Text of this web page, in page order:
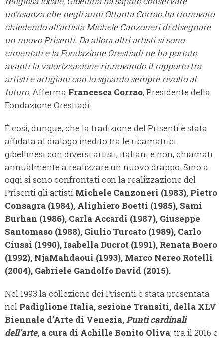
un’usanza che negli anni Ottanta Corrao ha rinnovato
chiedendo all’artista Michele Canzoneri di disegnare
un nuovo Prisenti. Da allora altri artisti si sono
cimentati e la Fondazione Orestiadi ne ha portato
avanti la valorizzazione rinnovando il rapporto tra
artisti e artigiani con lo sguardo sempre rivolto al
futuro. Afferma Francesca Corrao, Presidente della
Fondazione Orestiadi.
È così, dunque, che la tradizione del Prisenti è stata
affidata al dialogo inedito tra le ricamatrici
gibellinesi con diversi artisti, italiani e non, chiamati
annualmente a realizzare un nuovo drappo. Sino a
oggi si sono confrontati con la realizzazione del
Prisenti gli artisti Michele Canzoneri (1983), Pietro
Consagra (1984), Alighiero Boetti (1985), Sami
Burhan (1986), Carla Accardi (1987), Giuseppe
Santomaso (1988), Giulio Turcato (1989), Carlo
Ciussi (1990), Isabella Ducrot (1991), Renata Boero
(1992), NjaMahdaoui (1993), Marco Nereo Rotelli
(2004), Gabriele Gandolfo David (2015).
Nel 1993 la collezione dei Prisenti è stata presentata
nel Padiglione Italia, sezione Transiti, della XLV
Biennale d’Arte di Venezia,Punti cardinali
dell’arte, a cura di Achille Bonito Oliva; tra il 2016 e